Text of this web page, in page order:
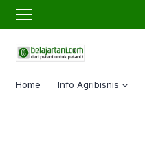
Home Info Agribisnis